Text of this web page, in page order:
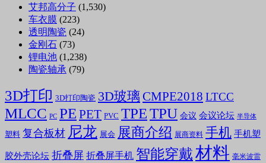
艾邦高分子 (1,530)
车衣膜 (223)
透明陶瓷 (24)
金刚石 (73)
锂电池 (1,238)
陶瓷轴承 (79)
3D打印 3D打印陶瓷 3D玻璃 CMPE2018 LTCC
MLCC PC PE PET PVC TPETPU 会议 会议论坛 半导体
塑料 复合板材 尼龙 展会 展商介绍 展商资料 手机 手机塑
胶外壳论坛 折叠屏 折叠屏手机 智能穿戴材料 毫米波雷